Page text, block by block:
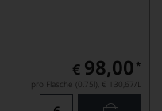
€ 98,00 *
pro Flasche (0.75l), € 130,67/L